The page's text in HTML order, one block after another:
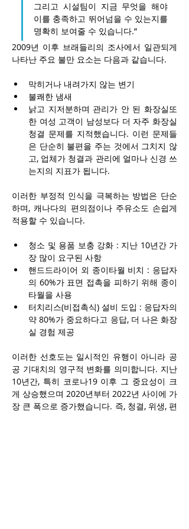
그리고 시설팀이 지금 무엇을 해야
이를 충족하고 뛰어넘을 수 있는지를
명확히 보여줄 수 있습니다.”
2009년 이후 브래들리의 조사에서 일관되게
나타난 주요 불만 요소는 다음과 같습니다.
막히거나 내려가지 않는 변기
불쾌한 냄새
낡고 지저분하며 관리가 안 된 화장실또
한 여성 고객이 남성보다 더 자주 화장실
청결 문제를 지적했습니다. 이런 문제들
은 단순히 불편을 주는 것에서 그치지 않
고, 업체가 청결과 관리에 얼마나 신경 쓰
는지의 지표가 됩니다.
이러한 부정적 인식을 극복하는 방법은 단순
하며, 캐나다의 편의점이나 주유소도 손쉽게
적용할 수 있습니다.
청소 및 용품 보충 강화 : 지난 10년간 가
장 많이 요구된 사항
핸드드라이어 외 종이타월 비치 : 응답자
의 60%가 표면 접촉을 피하기 위해 종이
타월을 사용
터치리스(비접촉식) 설비 도입 : 응답자의
약 80%가 중요하다고 응답, 더 나은 화장
실 경험 제공
이러한 선호도는 일시적인 유행이 아니라 공
공 기대치의 영구적 변화를 의미합니다. 지난
10년간, 특히 코로나19 이후 그 중요성이 크
게 상승했으며 2020년부터 2022년 사이에 가
장 큰 폭으로 증가했습니다. 즉, 청결, 위생, 편